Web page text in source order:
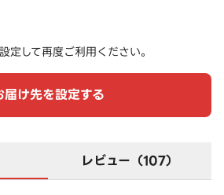
定して再度ご利用ください。
届け先を設定する
レビュー（107）